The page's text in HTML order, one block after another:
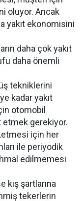
oluyor. Ancak
yakıt ekonomisini
daha çok yakıt
daha önemli
tekniklerini
kadar yakıt
otomobil
etmek gerekiyor.
için her
ile periyodik
edilmemesi
kış şartlarına
tekerlerin